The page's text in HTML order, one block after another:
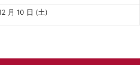
月 10 日 (土)